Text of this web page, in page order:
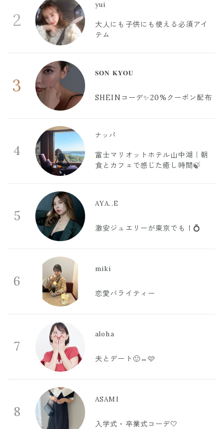
2
yui
大人にも子供にも使える必須アイ
テム
3
𝐒𝐎𝐍 𝐊𝐘𝐎𝐔
SHEINコーデ✨20%クーポン配布
4
ナッパ
富士マリオットホテル山中湖｜朝
食とカフェで感じた癒し時間🍃
5
AYA..E
激安ジュエリーが東京でも！💍
6
miki
恋愛バライティー
7
aloha
夫とデート🙂‍↔️🩷
8
ASAMI
入学式・卒業式コーデ🤍